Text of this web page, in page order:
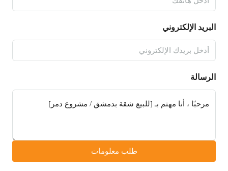
البريد الإلكتروني
الرسالة
طلب معلومات